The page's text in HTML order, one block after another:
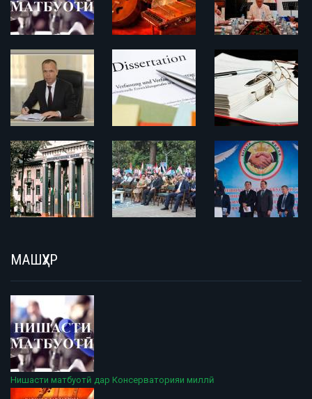
МАШҲУР
Нишасти матбуотӣ дар Консерваторияи миллӣ